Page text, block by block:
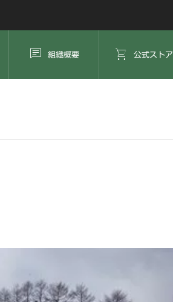
 組織概要  公式ストア